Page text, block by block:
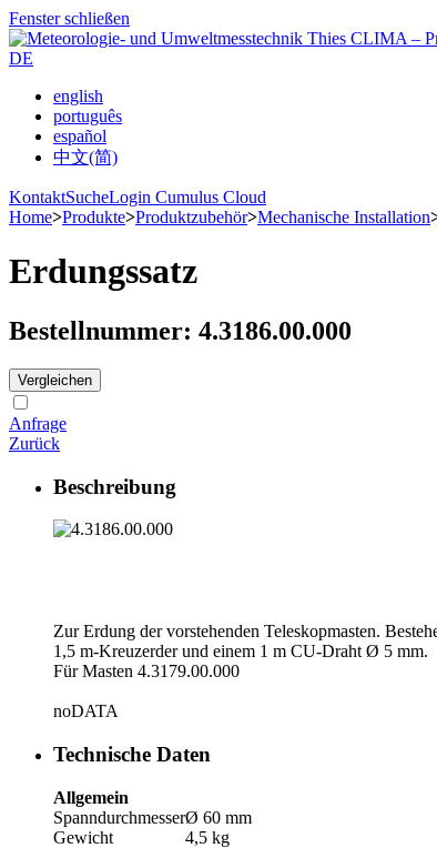
Fenster schließen
DE
english
português
español
中文(简)
KontaktSucheLogin Cumulus Cloud
Home>Produkte>Produktzubehör>Mechanische Installation
Erdungssatz
Bestellnummer: 4.3186.00.000
Vergleichen
Anfrage
Zurück
Beschreibung
Zur Erdung der vorstehenden Teleskopmasten.
1,5 m-Kreuzerder und einem 1 m CU-Draht Ø 5 mm.
Für Masten 4.3179.00.000
noDATA
Technische Daten
Allgemein
SpanndurchmesserØ 60 mm
Gewicht
4,5 kg